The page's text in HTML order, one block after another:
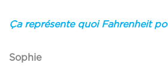
Ça représente quoi Fahrenheit
Sophie